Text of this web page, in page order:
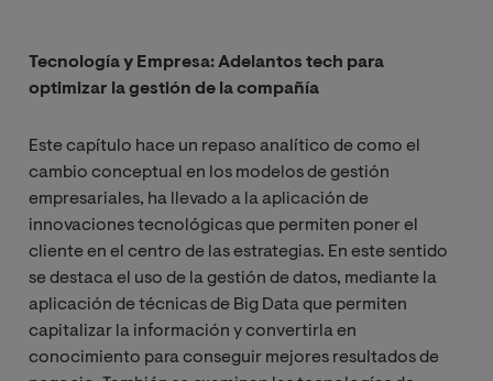
Tecnología y Empresa: Adelantos tech para
optimizar la gestión de la compañía
Este capítulo hace un repaso analítico de como el
cambio conceptual en los modelos de gestión
empresariales, ha llevado a la aplicación de
innovaciones tecnológicas que permiten poner el
cliente en el centro de las estrategias. En este sentido
se destaca el uso de la gestión de datos, mediante la
aplicación de técnicas de Big Data que permiten
capitalizar la información y convertirla en
conocimiento para conseguir mejores resultados de